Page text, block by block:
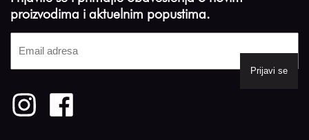
proizvodima i aktuelnim popustima.
adresa